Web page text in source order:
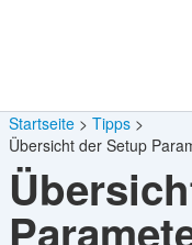
Startseite
Tipps
Übersicht der Setup